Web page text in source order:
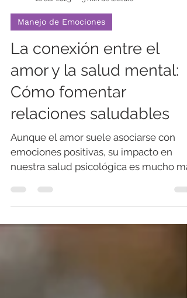
10 abr 2025
3 min de lectura
Manejo de Emociones
La conexión entre el
amor y la salud mental:
Cómo fomentar
relaciones saludables
Aunque el amor suele asociarse con
emociones positivas, su impacto en
nuestra salud psicológica es mucho